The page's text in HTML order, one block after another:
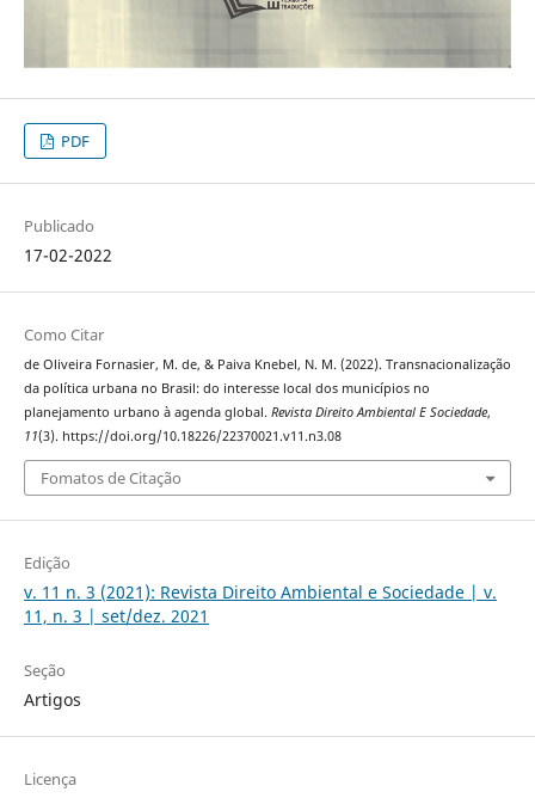
PDF
Publicado
17-02-2022
Como Citar
de Oliveira Fornasier, M. de, & Paiva Knebel, N. M. (2022). Transnacionalização
da política urbana no Brasil: do interesse local dos municípios no
planejamento urbano à agenda global. Revista Direito Ambiental E Sociedade,
11(3). https://doi.org/10.18226/22370021.v11.n3.08
Fomatos de Citação
Edição
v. 11 n. 3 (2021): Revista Direito Ambiental e Sociedade | v.
11, n. 3 | set/dez. 2021
Seção
Artigos
Licença